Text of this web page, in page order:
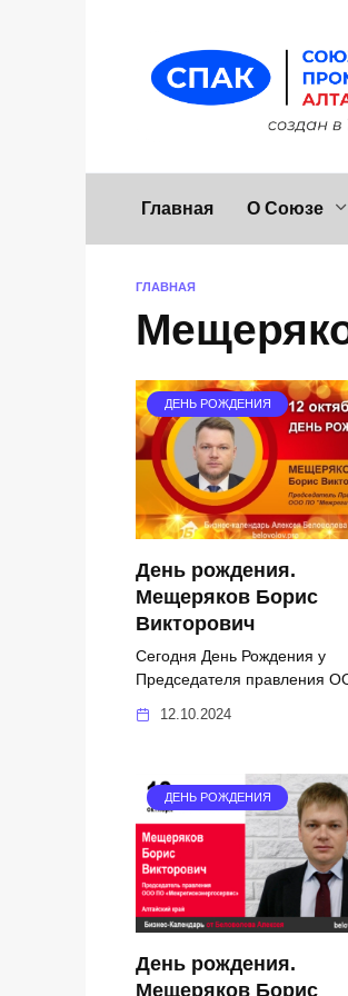
Главная О Союзе
ГЛАВНАЯ
ДЕНЬ РОЖДЕНИЯ
День рождения.
Мещеряков Борис
Викторович
Сегодня День Рождения у
Председателя правления
12.10.2024
ДЕНЬ РОЖДЕНИЯ
День рождения.
Мещеряков Борис